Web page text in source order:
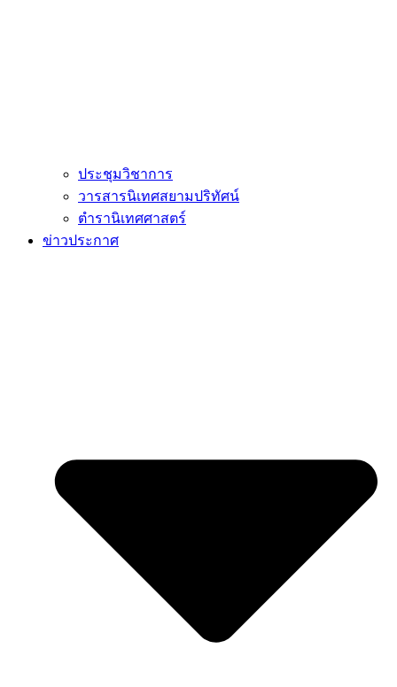
ประชุมวิชาการ
วารสารนิเทศสยามปริทัศน์
ตำรานิเทศศาสตร์
ข่าวประกาศ